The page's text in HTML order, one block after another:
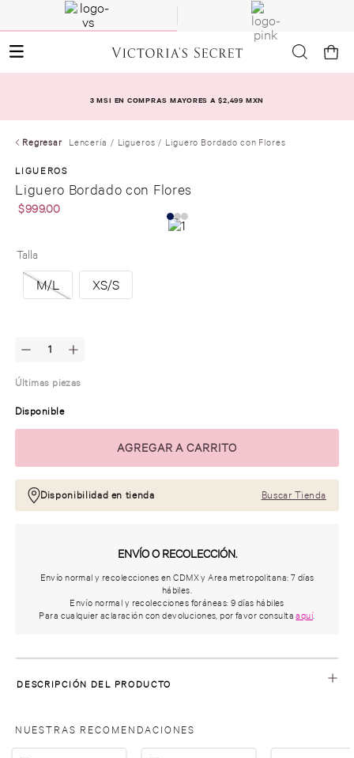
3 MSI EN COMPRAS MAYORES A $2,499 MXN
Regresar Lencería Ligueros Liguero Bordado con Flores
LIGUEROS
Liguero Bordado con Flores
$999.00
Talla
M/L XS/S
Últimas piezas
Disponible
Disponibilidad en tienda Buscar Tienda
ENVÍO O RECOLECCIÓN.
Envío normal y recolecciones en CDMX y Area metropolitana: 7 días
hábiles.
Envío normal y recolecciones foráneas: 9 días hábiles
Para cualquier aclaración con devoluciones, por favor consultaaquí.
DESCRIPCIÓN DEL PRODUCTO
NUESTRAS RECOMENDACIONES